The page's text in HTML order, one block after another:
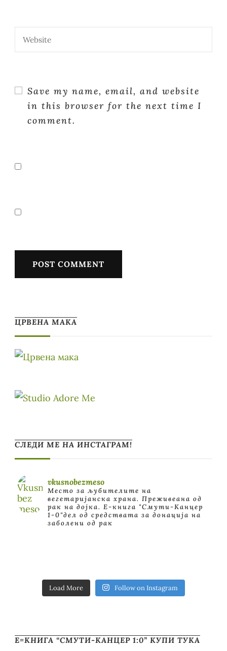
Save my name, email, and website
in this browser for the next time I
comment.
ЦРВЕНА МАКА
СЛЕДИ МЕ НА ИНСТАГРАМ!
vkusnobezmeso
Место за љубителите на
вегетаријанска храна. Преживеана од
рак на дојка. E-книга "Смути-Канцер
1-0"дел од средствата за донација на
заболени од рак
Load More Follow on Instagram
Е=КНИГА “СМУТИ-КАНЦЕР 1:0” КУПИ ТУКА